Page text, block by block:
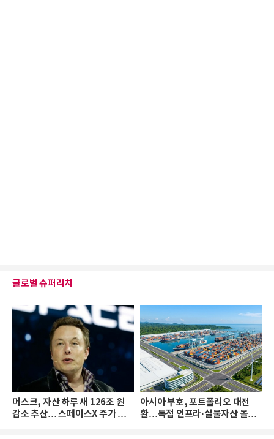
글로벌 슈퍼리치
머스크, 자산 하루 새 126조 원
감소 추산… 스페이스X 주가 하
아시아 부호, 포트폴리오 대전
환…독점 인프라·실물자산 몰린